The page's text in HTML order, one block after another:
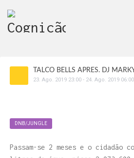
TALCO BELLS APRES. DJ
23. Ago. 2019 23:00 - 24. Ago. 2019 06:00
DNB/JUNGLE
Passam-se 2 meses e o cidadão